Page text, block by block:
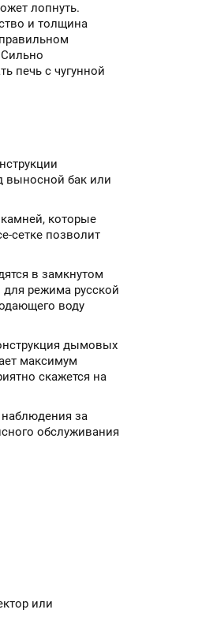
лопнуть.
и толщина
печь с чугунной
выносной бак или
которые
сетке позволит
в замкнутом
для режима русской
воду
дымовых
максимум
скажется на
за
обслуживания
или